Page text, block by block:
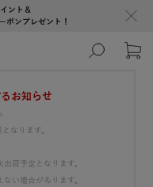
ント＆
ポンプレゼント！
お知らせ
なります。
荷予定となります。
い場合があります。